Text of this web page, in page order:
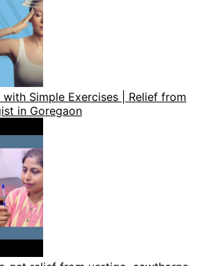
Simple Exercises | Relief from
in Goregaon